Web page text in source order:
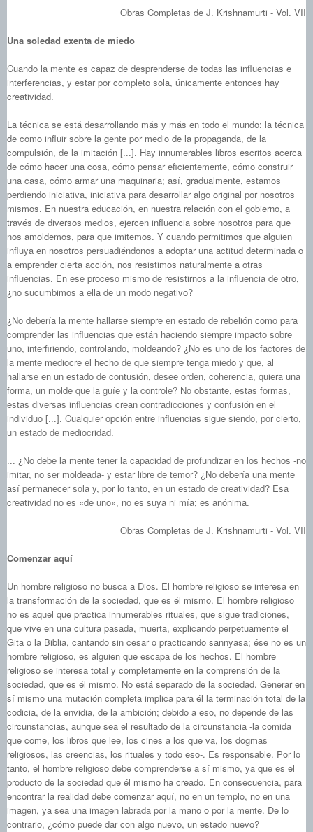
Obras Completas de J. Krishnamurti - Vol. VII
Una soledad exenta de miedo
Cuando la mente es capaz de desprenderse de todas las influencias e
interferencias, y estar por completo sola, únicamente entonces hay
creatividad.
La técnica se está desarrollando más y más en todo el mundo: la técnica
de como influir sobre la gente por medio de la propaganda, de la
compulsión, de la imitación [...]. Hay innumerables libros escritos acerca
de cómo hacer una cosa, cómo pensar eficientemente, cómo construir
una casa, cómo armar una maquinaria; así, gradualmente, estamos
perdiendo iniciativa, iniciativa para desarrollar algo original por nosotros
mismos. En nuestra educación, en nuestra relación con el gobierno, a
través de diversos medios, ejercen influencia sobre nosotros para que
nos amoldemos, para que imitemos. Y cuando permitimos que alguien
influya en nosotros persuadiéndonos a adoptar una actitud determinada o
a emprender cierta acción, nos resistimos naturalmente a otras
influencias. En ese proceso mismo de resistirnos a la influencia de otro,
¿no sucumbimos a ella de un modo negativo?
¿No debería la mente hallarse siempre en estado de rebelión como para
comprender las influencias que están haciendo siempre impacto sobre
uno, interfiriendo, controlando, moldeando? ¿No es uno de los factores de
la mente mediocre el hecho de que siempre tenga miedo y que, al
hallarse en un estado de contusión, desee orden, coherencia, quiera una
forma, un molde que la guíe y la controle? No obstante, estas formas,
estas diversas influencias crean contradicciones y confusión en el
individuo [...]. Cualquier opción entre influencias sigue siendo, por cierto,
un estado de mediocridad.
... ¿No debe la mente tener la capacidad de profundizar en los hechos ‑no
imitar, no ser moldeada- y estar libre de temor? ¿No debería una mente
así permanecer sola y, por lo tanto, en un estado de creatividad? Esa
creatividad no es «de uno», no es suya ni mía; es anónima.
Obras Completas de J. Krishnamurti - Vol. VII
Comenzar aquí
Un hombre religioso no busca a Dios. El hombre religioso se interesa en
la transformación de la sociedad, que es él mismo. El hombre religioso
no es aquel que practica innumerables rituales, que sigue tradiciones,
que vive en una cultura pasada, muerta, explicando perpetuamente el
Gita o la Biblia, cantando sin cesar o practicando sannyasa; ése no es un
hombre religioso, es alguien que escapa de los hechos. El hombre
religioso se interesa total y completamente en la comprensión de la
sociedad, que es él mismo. No está separado de la sociedad. Generar en
sí mismo una mutación completa implica para él la terminación total de la
codicia, de la envidia, de la ambición; debido a eso, no depende de las
circunstancias, aunque sea el resultado de la circunstancia ‑la comida
que come, los libros que lee, los cines a los que va, los dogmas
religiosos, las creencias, los rituales y todo eso-. Es responsable. Por lo
tanto, el hombre religioso debe comprenderse a sí mismo, ya que es el
producto de la sociedad que él mismo ha creado. En consecuencia, para
encontrar la realidad debe comenzar aquí, no en un templo, no en una
imagen, ya sea una imagen labrada por la mano o por la mente. De lo
contrario, ¿cómo puede dar con algo nuevo, un estado nuevo?